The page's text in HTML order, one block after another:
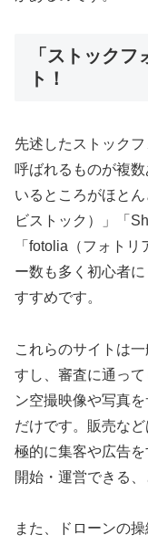
「ストック
ト！
先述したストック
呼ばれるものが複
いるところがほと
ビストック）」「
「fotolia（フォト
ー数も多く初心者
すすめです。
これらのサイトは
すし、審査に通っ
ン空撮映像や写真
だけです。販売な
極的に集客や広告
開始・運営できる、
また、ドローンの